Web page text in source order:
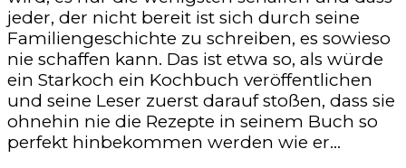
jeder, der nicht bereit ist sich durch seine
Familiengeschichte zu schreiben, es sowieso
nie schaffen kann. Das ist etwa so, als würde
ein Starkoch ein Kochbuch veröffentlichen
und seine Leser zuerst darauf stoßen, dass sie
ohnehin nie die Rezepte in seinem Buch so
perfekt hinbekommen werden wie er…